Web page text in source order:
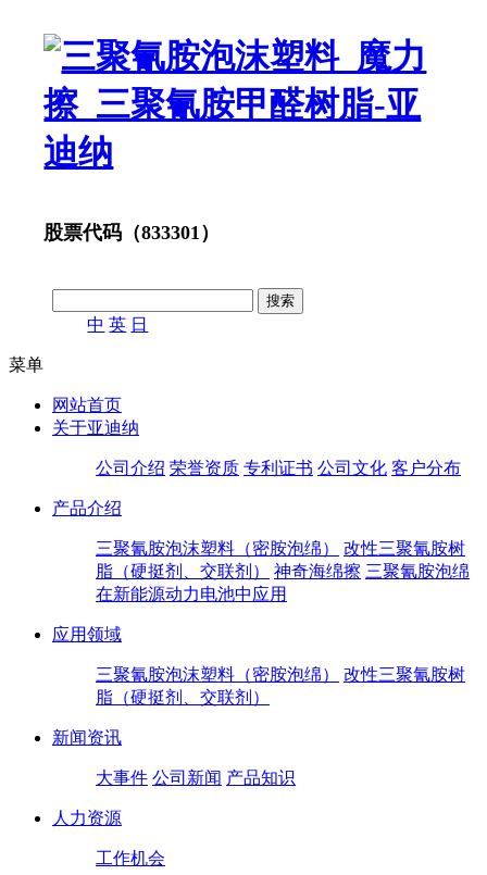
股票代码（833301）
中 英 日
菜单
网站首页
关于亚迪纳
公司介绍 荣誉资质 专利证书 公司文化 客户分布
产品介绍
三聚氰胺泡沫塑料（密胺泡绵）
改性三聚氰胺树
脂（硬挺剂、交联剂）
神奇海绵擦 三聚氰胺泡绵
在新能源动力电池中应用
应用领域
三聚氰胺泡沫塑料（密胺泡绵）
改性三聚氰胺树
脂（硬挺剂、交联剂）
新闻资讯
大事件 公司新闻 产品知识
人力资源
工作机会